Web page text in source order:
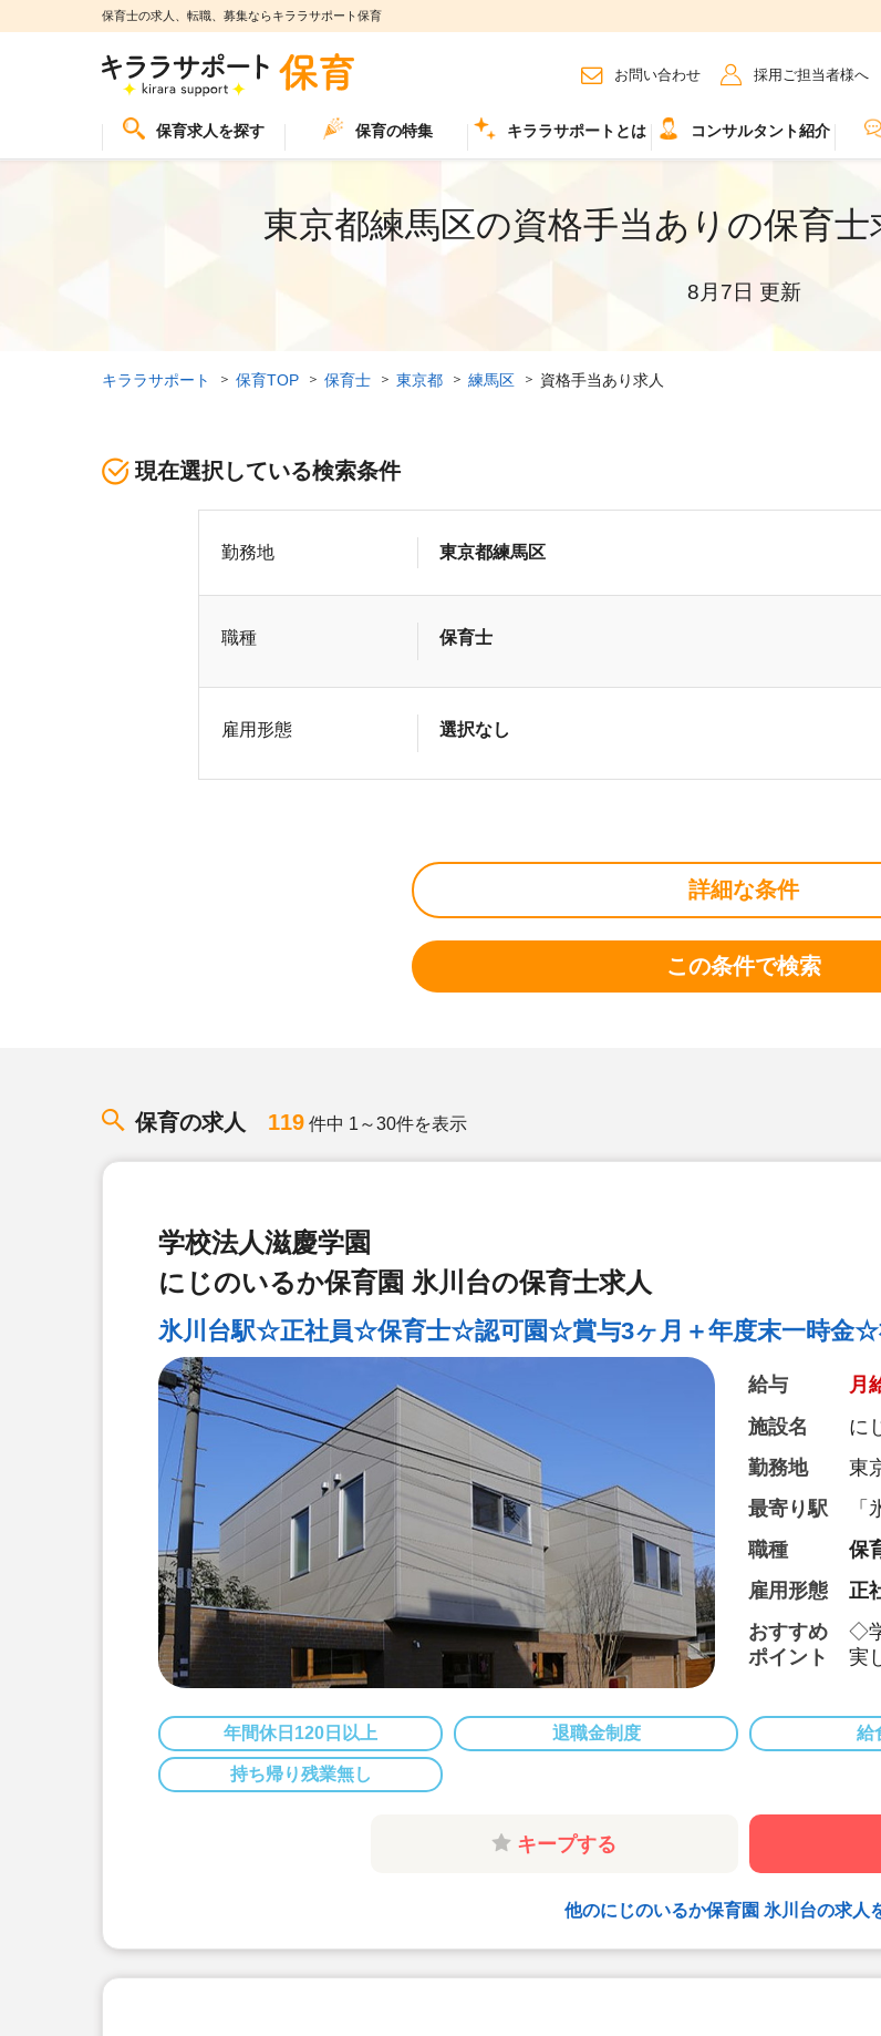
保育士の求人、転職、募集ならキララサポート保育
お問い合わせ 採用ご担当者様へ
保育求人を探す 保育の特集 キララサポートとは コンサルタント紹介
東京都練馬区の資格手当ありの保育
8月7日 更新
キララサポート 保育TOP 保育士 東京都 練馬区 資格手当あり求人
現在選択している検索条件
勤務地 東京都練馬区
職種 保育士
雇用形態 選択なし
詳細な条件
この条件で検索
保育の求人 119 件中 1～30件を表示
学校法人滋慶学園
にじのいるか保育園 氷川台の保育士求人
氷川台駅☆正社員☆保育士☆認可園☆賞与3ヶ月＋年度末一時金☆
給与 月
施設名
に
勤務地
東
最寄り駅
職種
保
雇用形態
正
おすすめ
ポイント
◇
実
◇
◇
◇
例
年間休日120日以上 退職金制度 給
持ち帰り残業無し
キープする
他のにじのいるか保育園 氷川台の求人